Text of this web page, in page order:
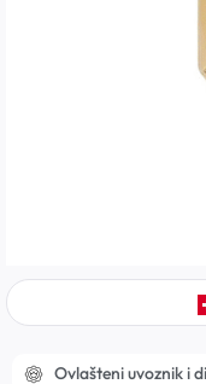
Ovlašteni uvoznik i